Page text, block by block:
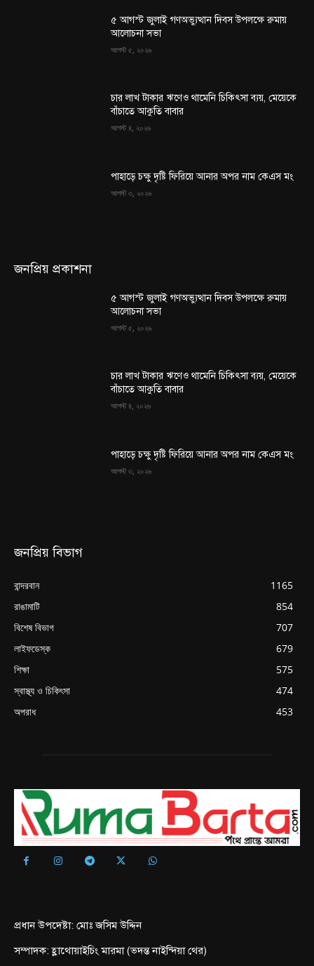
৫ আগস্ট জুলাই গণঅভ্যুত্থান দিবস উপলক্ষে রুমায়
আলোচনা সভা
আগস্ট ৫, ২০২৬
চার লাখ টাকার ঋণেও থামেনি চিকিৎসা ব্যয়, মেয়েকে
বাঁচাতে আকুতি বাবার
আগস্ট ৪, ২০২৬
পাহাড়ে চক্ষু দৃষ্টি ফিরিয়ে আনার অপর নাম কেএস মং
আগস্ট ৩, ২০২৬
জনপ্রিয় প্রকাশনা
৫ আগস্ট জুলাই গণঅভ্যুত্থান দিবস উপলক্ষে রুমায়
আলোচনা সভা
আগস্ট ৫, ২০২৬
চার লাখ টাকার ঋণেও থামেনি চিকিৎসা ব্যয়, মেয়েকে
বাঁচাতে আকুতি বাবার
আগস্ট ৪, ২০২৬
পাহাড়ে চক্ষু দৃষ্টি ফিরিয়ে আনার অপর নাম কেএস মং
আগস্ট ৩, ২০২৬
জনপ্রিয় বিভাগ
বান্দরবান
1165
রাঙামাটি
854
বিশেষ বিভাগ
707
লাইফডেস্ক
679
শিক্ষা
575
স্বাস্থ্য ও চিকিৎসা
474
অপরাধ
453
প্রধান উপদেষ্টা: মোঃ জসিম উদ্দিন
সম্পাদক: হ্লাথোয়াইচিং মারমা (ভদন্ত নাইন্দিয়া থের)